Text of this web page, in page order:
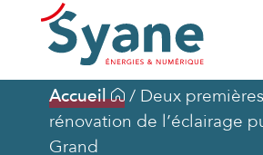
Accueil / Deux
rénovation de l’éclairage
Grand